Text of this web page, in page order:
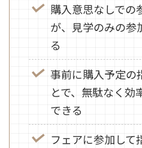
購入意思なしでの
が、見学のみの参
る
事前に購入予定の
とで、無駄なく効
できる
フェアに参加して